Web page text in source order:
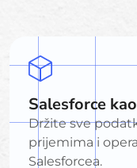
Salesforce
Držite sve
prijemima i
Salesforcea.